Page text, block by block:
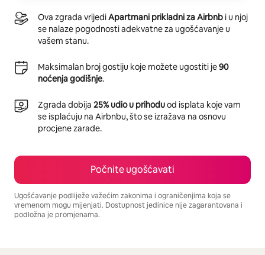
Ova zgrada vrijediApartmani prikladni za Airbnb i u njoj
se nalaze pogodnosti adekvatne za ugošćavanje u
vašem stanu.
Maksimalan broj gostiju koje možete ugostiti je90
noćenja godišnje.
Zgrada dobija 25% udio u prihoduod isplata koje vam
se isplaćuju na Airbnbu, što se izražava na osnovu
procjene zarade.
Počnite ugošćavati
Ugošćavanje podliježe važećim zakonima i ograničenjima koja se
vremenom mogu mijenjati. Dostupnost jedinice nije zagarantovana i
podložna je promjenama.